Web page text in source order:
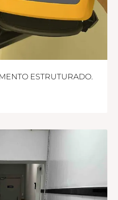
ESTRUTURADO.